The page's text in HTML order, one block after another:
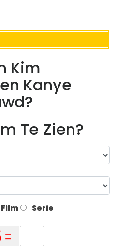
Kim
Kanye
Te Zien?
Film Serie